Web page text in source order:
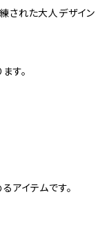
された大人デザイン
す。
アイテムです。